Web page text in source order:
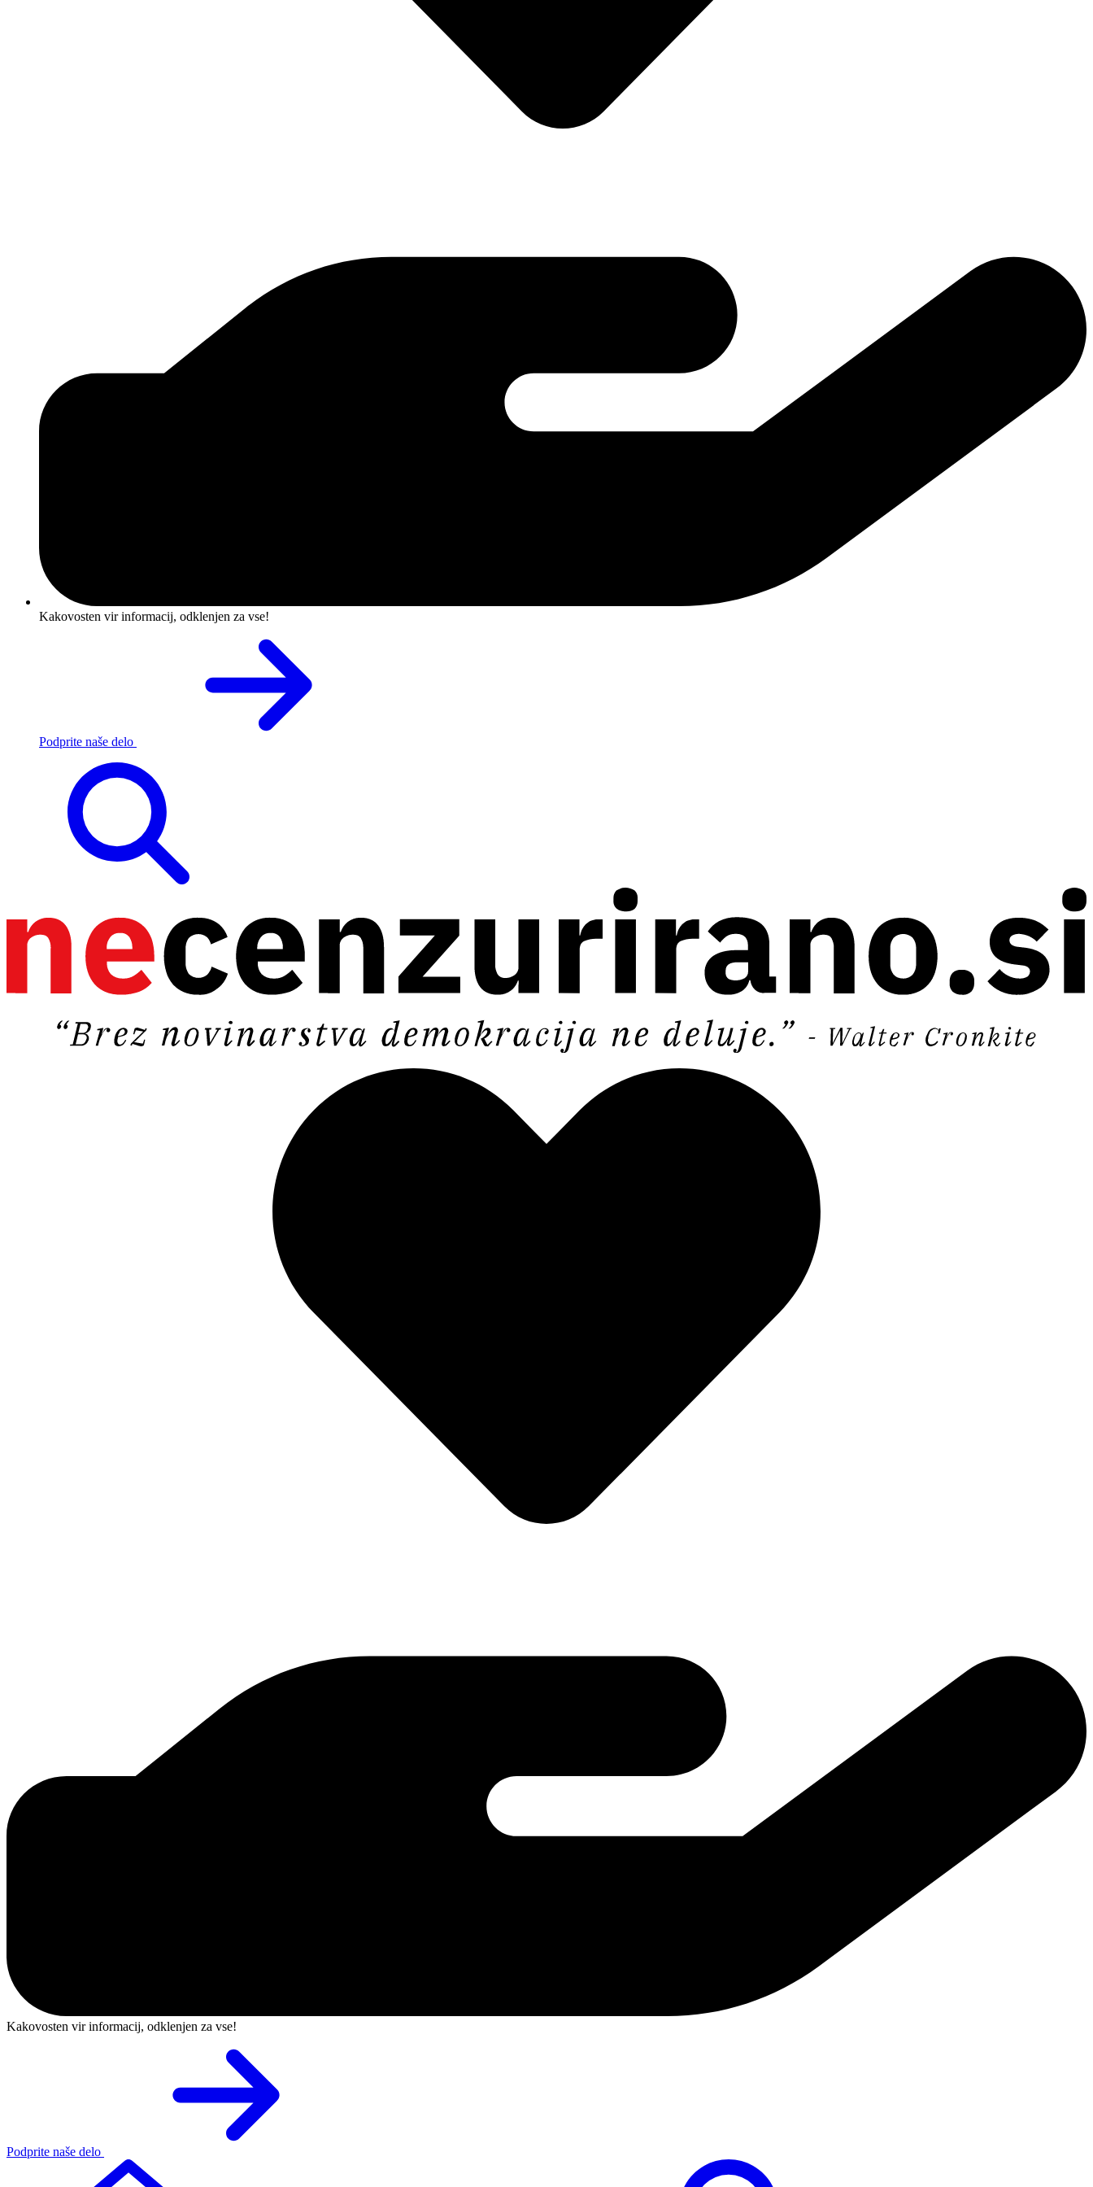
Kakovosten vir informacij, odklenjen za vse!
Podprite naše delo
Kakovosten vir informacij, odklenjen za vse!
Podprite naše delo